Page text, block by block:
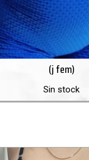
(j fem)
Sin stock